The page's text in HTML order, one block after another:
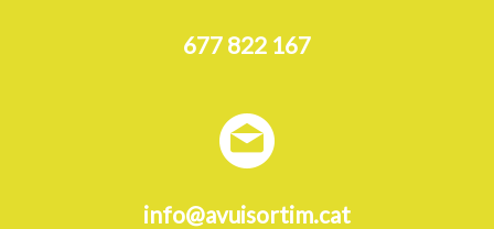
677 822 167
info@avuisortim.cat